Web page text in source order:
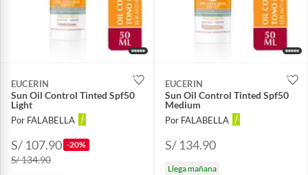
EUCERIN
Sun Oil Control Tinted Spf50
Light
Por FALABELLA
S/ 107.90 -20%
S/ 134.90
EUCERIN
Sun Oil Control Tinted Spf50
Medium
Por FALABELLA
S/ 134.90
Llega mañana